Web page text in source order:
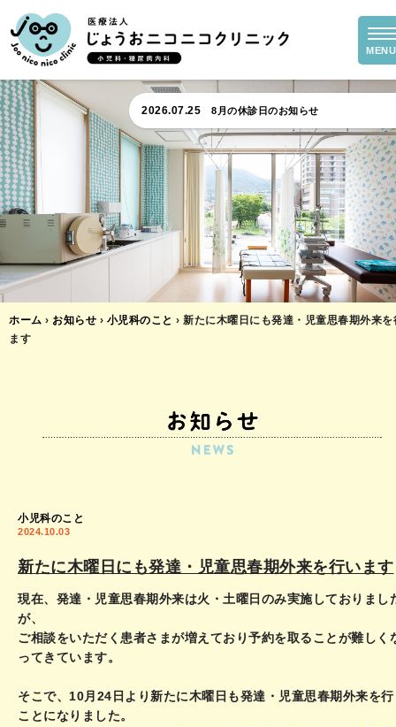
2026.05.16 5月18日の診療より予約システムが変わ
2026.07.25 8月の休診日のお知らせ
2026.05.16 5月18日の診療より予約システムが変わ
2026.07.30 自費の予防接種の料金について
ホーム › お知らせ › 小児科のこと › 新たに木曜日にも発達・児童思春期外来を
ます
小児科のこと
2024.10.03
新たに木曜日にも発達・児童思春期外来を行います
現在、発達・児童思春期外来は火・土曜日のみ実施しておりまし
が、
ご相談をいただく患者さまが増えており予約を取ることが難しく
ってきています。
そこで、10月24日より新たに木曜日も発達・児童思春期外来を
ことになりました。